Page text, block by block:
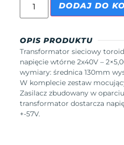
DODAJ DO
OPIS PRODUKTU
Transformator sieciowy
napięcie wtórne 2x40V –
wymiary: średnica 130mm
W komplecie zestaw
Zasilacz zbudowany w
transformator dostarcza
+-57V.